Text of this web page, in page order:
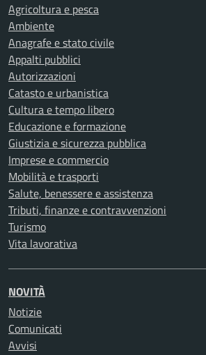
Agricoltura e pesca
Ambiente
Anagrafe e stato civile
Appalti pubblici
Autorizzazioni
Catasto e urbanistica
Cultura e tempo libero
Educazione e formazione
Giustizia e sicurezza pubblica
Imprese e commercio
Mobilità e trasporti
Salute, benessere e assistenza
Tributi, finanze e contravvenzioni
Turismo
Vita lavorativa
NOVITÀ
Notizie
Comunicati
Avvisi